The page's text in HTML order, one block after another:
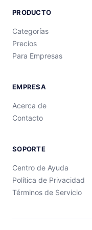
PRODUCTO
Categorías
Precios
Para Empresas
EMPRESA
Acerca de
Contacto
SOPORTE
Centro de Ayuda
Política de Privacidad
Términos de Servicio